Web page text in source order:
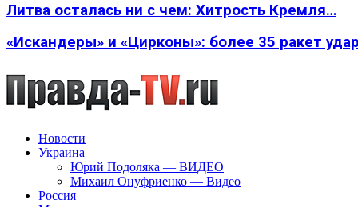
Литва осталась ни с чем: Хитрость Кремля…
«Искандеры» и «Цирконы»: более 35 ракет
Новости
Украина
Юрий Подоляка — ВИДЕО
Михаил Онуфриенко — Видео
Россия